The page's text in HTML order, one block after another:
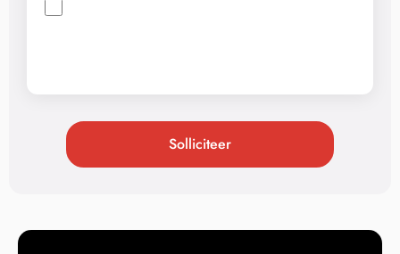
Solliciteer